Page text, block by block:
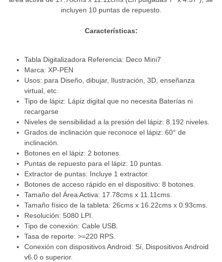
incluyen 10 puntas de repuesto.
Características:
Tabla Digitalizadora Referencia: Deco Mini7
Marca: XP-PEN
Usos: para Diseño, dibujar, Ilustración, 3D, enseñanza
virtual, etc.
Tipo de lápiz: Lápiz digital que no necesita Baterías ni
recargarse
Niveles de sensibilidad a la presión del lápiz: 8.192 niveles.
Grados de inclinación que reconoce el lápiz: 60° de
inclinación.
Botones en el lápiz: 2 botones.
Puntas de repuesto para el lápiz: 10 puntas.
Extractor de puntas: Incluye 1 extractor.
Botones de acceso rápido en el dispositivo: 8 botones.
Tamaño del Área Activa: 17.78cms x 11.11cms.
Tamaño físico de la tableta: 26cms x 16.22cms x 0.93cms.
Resolución: 5080 LPI.
Tipo de conexión: Cable USB.
Tasa de reporte: >=220 RPS.
Conexión con dispositivos Android: Sí, Dispositivos Android
v6.0 o superior.